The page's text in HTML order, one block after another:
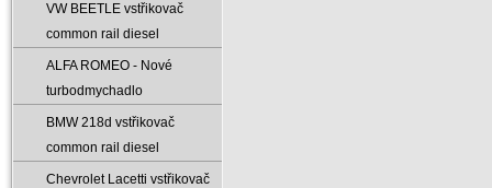
VW BEETLE vstřikovač
common rail diesel
ALFA ROMEO - Nové
turbodmychadlo
BMW 218d vstřikovač
common rail diesel
Chevrolet Lacetti vstřikovač